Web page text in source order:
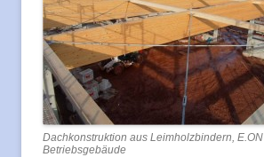
Dachkonstruktion aus Leimholzbindern, E.ON
Betriebsgebäude